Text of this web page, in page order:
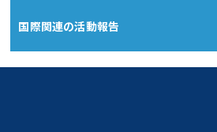
国際関連の活動報告